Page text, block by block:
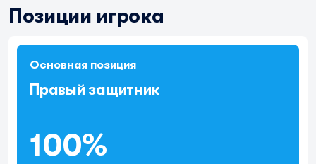
Позиции игрока
Основная позиция
Правый защитник
100%